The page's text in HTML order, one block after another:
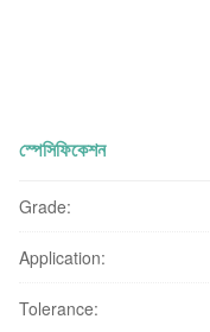
স্পেসিফিকেশন
Grade:
Application:
Tolerance: